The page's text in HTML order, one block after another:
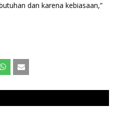
dan karena kebiasaan,”